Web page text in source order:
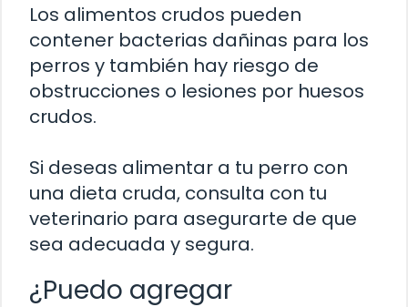
Los alimentos crudos pueden
contener bacterias dañinas para los
perros y también hay riesgo de
obstrucciones o lesiones por huesos
crudos.
Si deseas alimentar a tu perro con
una dieta cruda, consulta con tu
veterinario para asegurarte de que
sea adecuada y segura.
¿Puedo agregar